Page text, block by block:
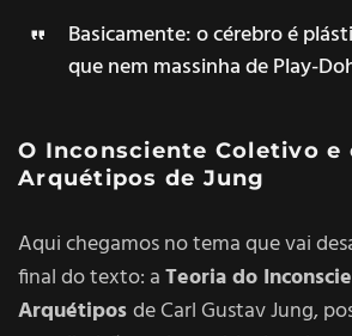
Basicamente: o cérebro é
que nem massinha de Play-
O Inconsciente Coletivo e
Arquétipos de Jung
Aqui chegamos no tema que vai
final do texto: aTeoria do
Arquétiposde Carl Gustav Jung,